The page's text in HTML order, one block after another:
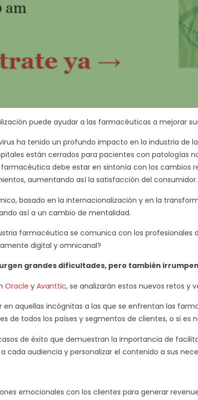
puede ayudar a las farmacéuticas a mejorar
ha tenido un profundo impacto en la industria de
están cerrados para pacientes con patologías
debe estar en sintonía con los cambios
aumentando así la satisfacción del consumidor.
basado en la internacionalización y en la
así a un cambio de mentalidad.
farmacéutica se comunica con los
digital y omnicanal?
grandes dificultades, pero también
Oracle y Avanttic, se analizarán estos nuevos retos y
en aquellas incógnitas a las que se enfrentan las
de todos los países y segmentos de clientes, o si es
de éxito que demuestran la importancia de
cada audiencia y personalizar el contenido a sus
emocionales con los clientes para generar